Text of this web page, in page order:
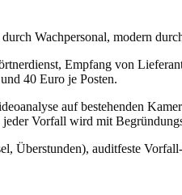
Wachpersonal, modern
Empfang von
40 Euro je Posten.
auf bestehenden
Vorfall wird mit
Überstunden), auditfeste